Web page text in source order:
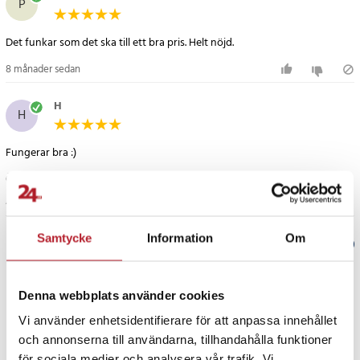
Samtycke Information Om
Denna webbplats använder cookies
Vi använder enhetsidentifierare för att anpassa innehållet
och annonserna till användarna, tillhandahålla funktioner
Artikelnummer :123350
P
Det funkar som det ska till ett bra pris. Helt nöjd.
8 månader sedan
H H
Fungerar bra :)
Översatt från norska
4 månader sedan
Verified by Trustvoice
UTFÖRSÄLJNING